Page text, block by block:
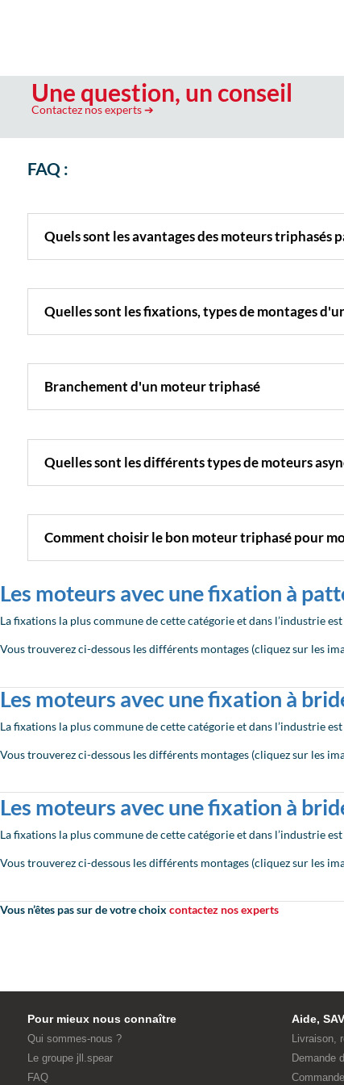
Une question, un conseil
Contactez nos experts➔
FAQ :
Quels sont les avantages des moteurs triphasés
Quelles sont les fixations, types de montages
Branchement d'un moteur triphasé
Quelles sont les différents types de moteurs
Comment choisir le bon moteur triphasé pour
Les moteurs avec une fixation à
La fixations la plus commune de cette catégorie et dans l’industrie
Vous trouverez ci-dessous les différents montages (cliquez sur les
Les moteurs avec une fixation à
La fixations la plus commune de cette catégorie et dans l’industrie
Vous trouverez ci-dessous les différents montages (cliquez sur les
Les moteurs avec une fixation à
La fixations la plus commune de cette catégorie et dans l’industrie
Vous trouverez ci-dessous les différents montages (cliquez sur les
Vous n’êtes pas sur de votre choixcontactez nos experts
Pour mieux nous connaître
Qui sommes-nous ?
Le groupe jll.spear
FAQ
Aide,
Livraison,
Demande